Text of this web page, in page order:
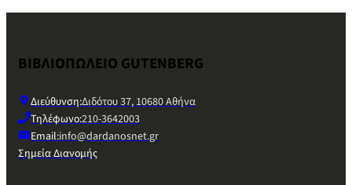
ΒΙΒΛΙΟΠΩΛΕΙΟ GUTENBERG
Διεύθυνση:Διδότου 37, 10680 Αθήνα
Τηλέφωνο:210-3642003
Email:info@dardanosnet.gr
Σημεία Διανομής